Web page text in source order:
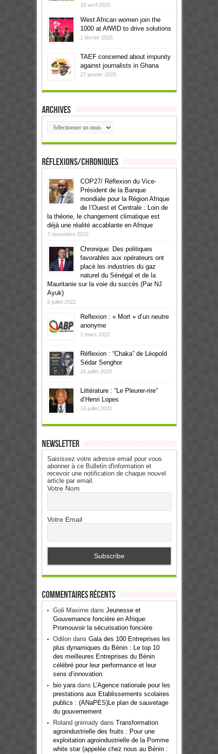
10 avril 2025
West African women join the
1000 at AfWID to drive solutions
1 février 2025
TAEF concerned about impunity
against journalists in Ghana
27 janvier 2025
Archives
Archives
Réflexions/Chroniques
COP27/ Réflexion du Vice-
Président de la Banque
mondiale pour la Région Afrique
de l’Ouest et Centrale : Loin de
la théorie, le changement climatique est
déjà une réalité accablante en Afrique
7 novembre 2022
Chronique: Des politiques
favorables aux opérateurs ont
placé les industries du gaz
naturel du Sénégal et de la
Mauritanie sur la voie du succès (Par NJ
Ayuk)
5 juillet 2022
Reflexion : « Mort » d’un neutre
anonyme
1 mars 2022
Réflexion : “Chaka” de Léopold
Sédar Senghor
26 juillet 2020
Littérature : “Le Pleurer-rire”
d’Henri Lopes
16 juillet 2020
Newsletter
Saisissez votre adresse email pour vous
abonner à ce Bulletin d'information et
recevoir une notification de chaque nouvel
article par email.
Votre Nom
Votre Email
Commentaires récents
Goli Maximedans Jeunesse et
Gouvernance foncière en Afrique:
Promouvoir la sécurisation foncière
Odilondans Gala des 100 Entreprises les
plus dynamiques du Bénin : Le top 10
des meilleures Entreprises du Bénin
célébré pour leur performance et leur
sens d’innovation
bio yaradans
L’Agence nationale pour les
prestations aux Etablissements scolaires
publics : (ANaPES)Le plan de sauvetage
du gouvernement
Roland gnimadydans Transformation
agroindustrielle des fruits : Pour une
exploitation agroindustrielle de la Pomme
white star (appelée chez nous au Bénin :